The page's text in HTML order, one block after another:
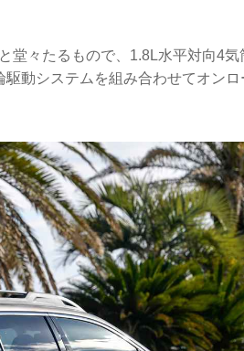
堂々たるもので、1.8L水平対向4気
動システムを組み合わせてオンロ